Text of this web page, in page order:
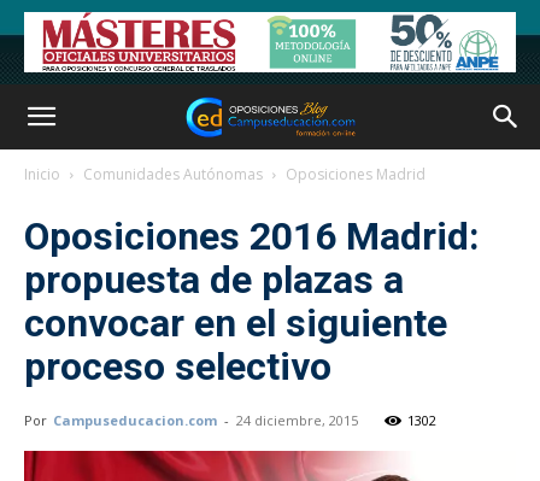
Inicio Comunidades Autónomas Oposiciones Madrid
Oposiciones 2016 Madrid:
propuesta de plazas a
convocar en el siguiente
proceso selectivo
Por Campuseducacion.com - 24 diciembre, 2015 1302